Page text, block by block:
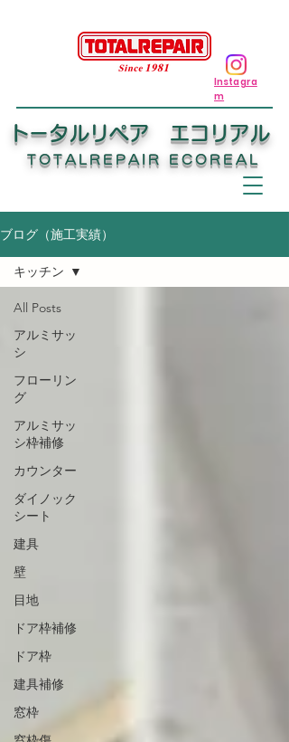
トータルリペア エコリアル
TOTALREPAIR ECOREAL
Instagra
m
ブログ（施工実績）
All Posts
アルミサッ
シ
フローリン
グ
アルミサッ
シ枠補修
カウンター
ダイノック
シート
建具
壁
目地
ドア枠補修
ドア枠
建具補修
窓枠
キッチン